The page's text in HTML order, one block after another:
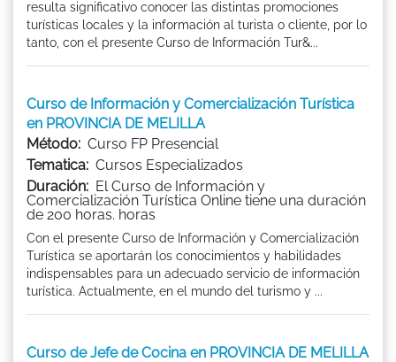
resulta significativo conocer las distintas promociones
turísticas locales y la información al turista o cliente, por lo
tanto, con el presente Curso de Información Tur&...
Curso de Información y Comercialización Turística
en PROVINCIA DE MELILLA
Método: Curso FP Presencial
Tematica: Cursos Especializados
Duración: El Curso de Información y
Comercialización Turística Online tiene una duración
de 200 horas. horas
Con el presente Curso de Información y Comercialización
Turística se aportarán los conocimientos y habilidades
indispensables para un adecuado servicio de información
turística. Actualmente, en el mundo del turismo y ...
Curso de Jefe de Cocina en PROVINCIA DE MELILLA